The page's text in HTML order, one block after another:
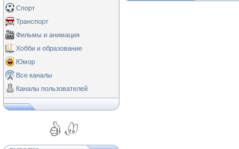
Спорт
Транспорт
Фильмы и анимация
Хобби и образование
Юмор
Все каналы
Каналы пользователей